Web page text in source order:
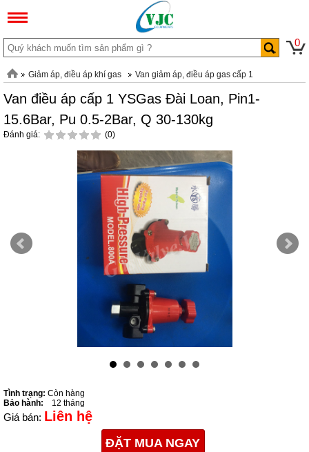
0
Giảm áp, điều áp khí gas Van giảm áp, điều áp gas cấp 1
Van điều áp cấp 1 YSGas Đài Loan, Pin1-
15.6Bar, Pu 0.5-2Bar, Q 30-130kg
Đánh giá: (0)
Tình trạng: Còn hàng
Bảo hành:
12 tháng
Giá bán: Liên hệ
ĐẶT MUA NGAY